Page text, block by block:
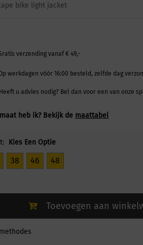
bike light jacket
verzending vanaf € 49,-
werkdagen vóór 16:00 besteld, zelfde dag
u advies nodig? Bel dan voor een van onze
heb ik? Bekijk de maattabel
Kies Een Optie
38 46 48
Toevoegen aan